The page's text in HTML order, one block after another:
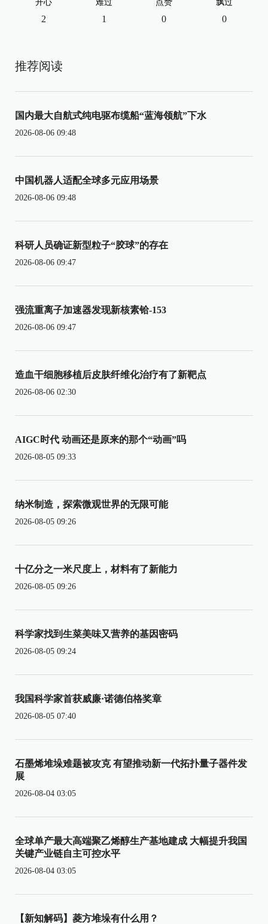
开心
2
难过
1
点赞
0
飘过
0
推荐阅读
国内最大自航式纯电驱布缆船“蓝海领航”下水
2026-08-06 09:48
中国机器人适配全球多元应用场景
2026-08-06 09:48
科研人员确证新型粒子“胶球”的存在
2026-08-06 09:47
强流重离子加速器发现新核素铪-153
2026-08-06 09:47
造血干细胞移植后皮肤纤维化治疗有了新靶点
2026-08-06 02:30
AIGC时代 动画还是原来的那个“动画”吗
2026-08-05 09:33
纳米制造，探索微观世界的无限可能
2026-08-05 09:26
十亿分之一米尺度上，材料有了新能力
2026-08-05 09:26
科学家找到生菜美味又营养的基因密码
2026-08-05 09:24
我国科学家首获威廉·诺德伯格奖章
2026-08-05 07:40
石墨烯堆垛难题被攻克 有望推动新一代拓扑量子器件发
展
2026-08-04 03:05
全球单产最大高端聚乙烯醇生产基地建成 大幅提升我国
关键产业链自主可控水平
2026-08-04 03:05
【新知解码】菱方堆垛有什么用？